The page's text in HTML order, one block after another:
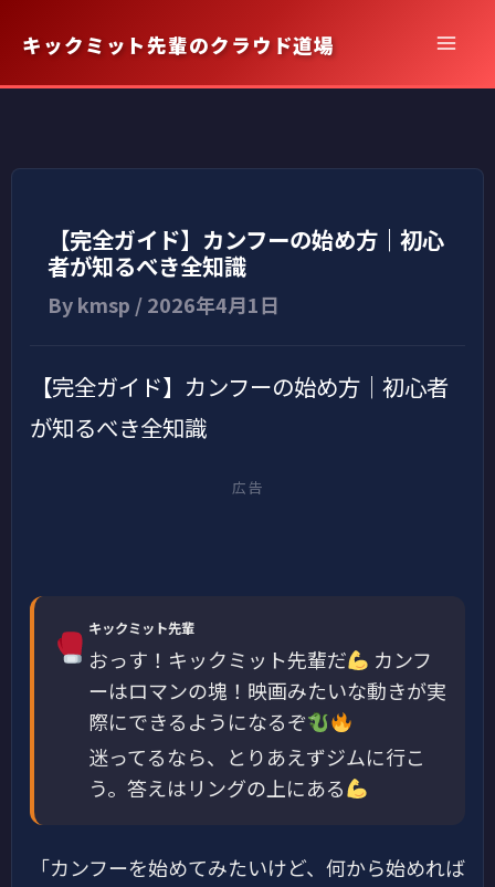
を
キ
キックミット先輩のクラウド道場
【完全ガイド】カンフーの始め方｜初心
者が知るべき全知識
Bykmsp /2026年4月1日
【完全ガイド】カンフーの始め方｜初心者
が知るべき全知識
広告
キックミット先輩
おっす！キックミット先輩だ
カンフ
ーはロマンの塊！映画みたいな動きが実
際にできるようになるぞ
迷ってるなら、とりあえずジムに行こ
う。答えはリングの上にある
「カンフーを始めてみたいけど、何から始めれば